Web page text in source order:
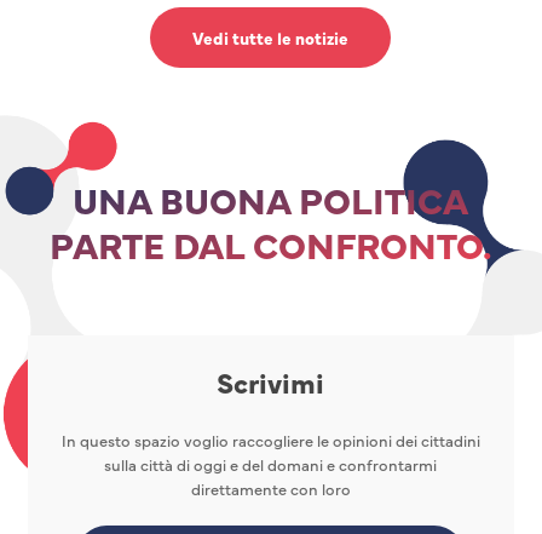
Vedi tutte le notizie
UNA BUONA POLITICA
PARTE DAL CONFRONTO.
Scrivimi
In questo spazio voglio raccogliere le opinioni dei cittadini
sulla città di oggi e del domani e confrontarmi
direttamente con loro